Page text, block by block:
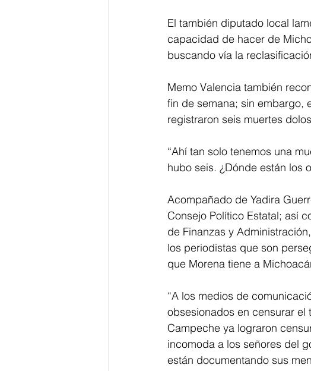
El también diputado local
capacidad de hacer de
buscando vía la
Memo Valencia también
fin de semana; sin embargo,
registraron seis muertes
“Ahí tan solo tenemos una
hubo seis. ¿Dónde están los
Acompañado de Yadira
Consejo Político Estatal; así
de Finanzas y
los periodistas que son
que Morena tiene a
“A los medios de
obsesionados en censurar
Campeche ya lograron
incomoda a los señores del
están documentando sus